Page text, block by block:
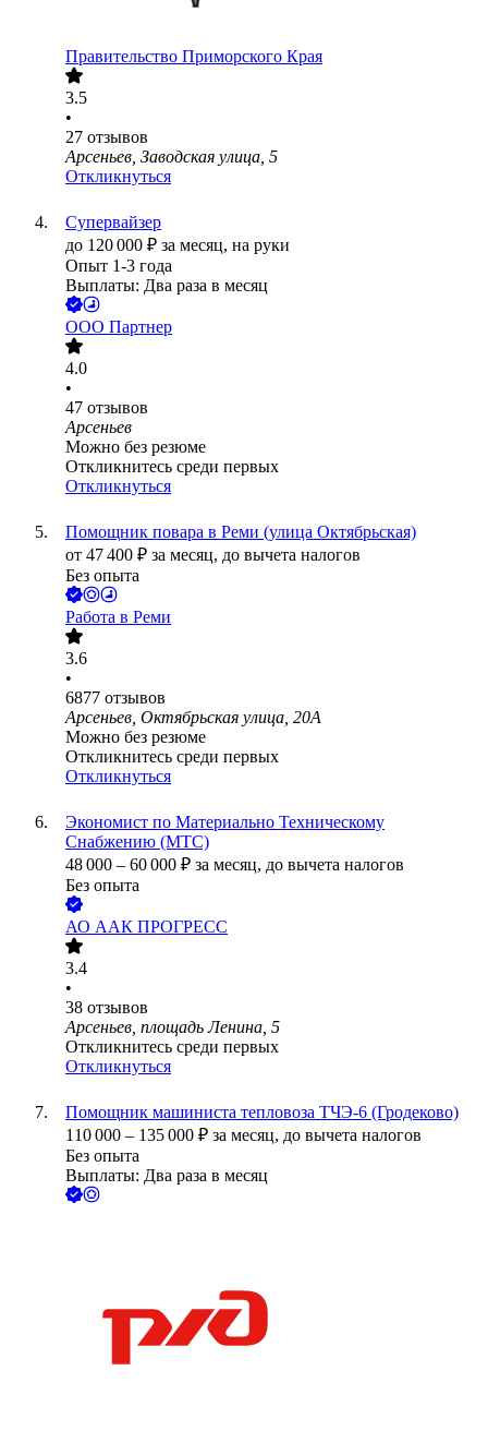
Правительство Приморского Края
3.5
•
27 отзывов
Арсеньев, Заводская улица, 5
Откликнуться
Супервайзер
до 120 000 ₽ за месяц, на руки
Опыт 1-3 года
Выплаты: Два раза в месяц
ООО Партнер
4.0
•
47 отзывов
Арсеньев
Можно без резюме
Откликнитесь среди первых
Откликнуться
Помощник повара в Реми (улица Октябрьская)
от 47 400 ₽ за месяц, до вычета налогов
Без опыта
Работа в Реми
3.6
•
6877 отзывов
Арсеньев, Октябрьская улица, 20А
Можно без резюме
Откликнитесь среди первых
Откликнуться
Экономист по Материально Техническому
Снабжению (МТС)
48 000 – 60 000 ₽ за месяц, до вычета налогов
Без опыта
АО ААК ПРОГРЕСС
3.4
•
38 отзывов
Арсеньев, площадь Ленина, 5
Откликнитесь среди первых
Откликнуться
Помощник машиниста тепловоза ТЧЭ-6 (Гродеково)
110 000 – 135 000 ₽ за месяц, до вычета налогов
Без опыта
Выплаты: Два раза в месяц